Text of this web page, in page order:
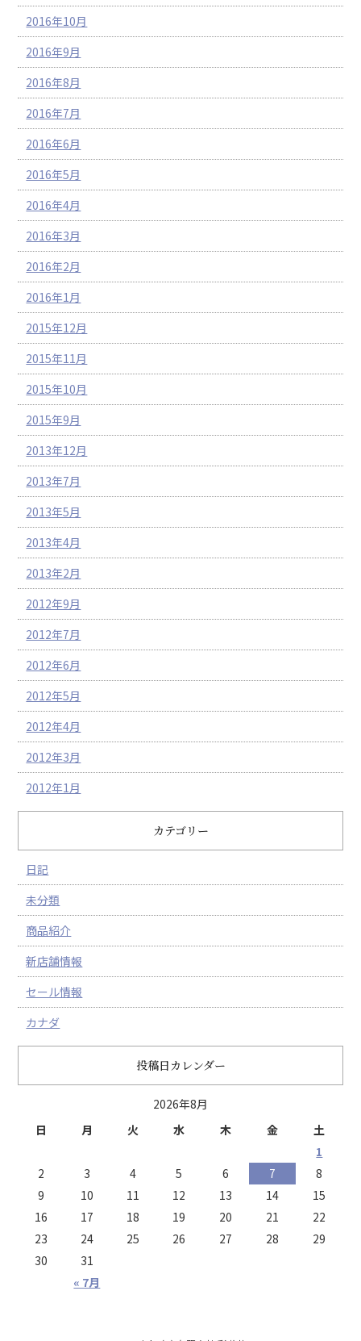
2016年10月
2016年9月
2016年8月
2016年7月
2016年6月
2016年5月
2016年4月
2016年3月
2016年2月
2016年1月
2015年12月
2015年11月
2015年10月
2015年9月
2013年12月
2013年7月
2013年5月
2013年4月
2013年2月
2012年9月
2012年7月
2012年6月
2012年5月
2012年4月
2012年3月
2012年1月
カテゴリー
日記
未分類
商品紹介
新店舗情報
セール情報
カナダ
投稿日カレンダー
2026年8月
日
月 火 水 木 金 土
« 7月
1
2
3 4 5 6 7
8
9
10 11 12 13 14
15
16
17 18 19 20 21
22
23
24 25 26 27 28
29
30
31